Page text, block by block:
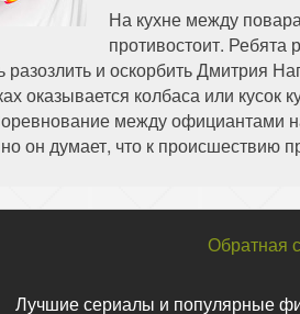
На кухне между
противостоит.
и оскорбить Дмитрия
оказывается колбаса или
между официантами
он думает, что к происшествию
Обратная
Лучшие сериалы и популярные